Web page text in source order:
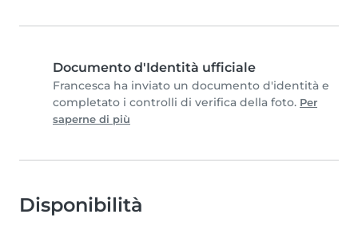
Documento d'Identità ufficiale
Francesca ha inviato un documento d'identità e
completato i controlli di verifica della foto. Per
saperne di più
Disponibilità